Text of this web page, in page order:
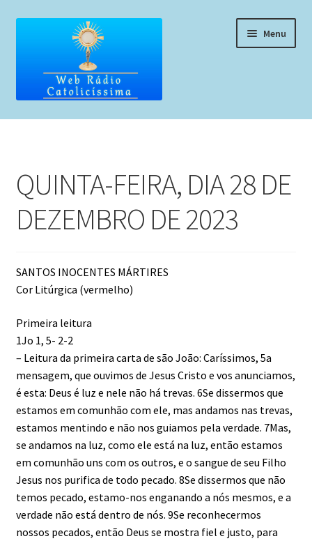
conteúdo
Menu
Home
Liturgia Diária
Horários de missas
Pedidos de oração, testemunho ou música
QUINTA-FEIRA, DIA 28 DE
DEZEMBRO DE 2023
SANTOS INOCENTES MÁRTIRES
Cor Litúrgica (vermelho)
Primeira leitura
1Jo 1, 5- 2-2
– Leitura da primeira carta de são João: Caríssimos, 5a
mensagem, que ouvimos de Jesus Cristo e vos anunciamos,
é esta: Deus é luz e nele não há trevas. 6Se dissermos que
estamos em comunhão com ele, mas andamos nas trevas,
estamos mentindo e não nos guiamos pela verdade. 7Mas,
se andamos na luz, como ele está na luz, então estamos
em comunhão uns com os outros, e o sangue de seu Filho
Jesus nos purifica de todo pecado. 8Se dissermos que não
temos pecado, estamo-nos enganando a nós mesmos, e a
verdade não está dentro de nós. 9Se reconhecermos
nossos pecados, então Deus se mostra fiel e justo, para